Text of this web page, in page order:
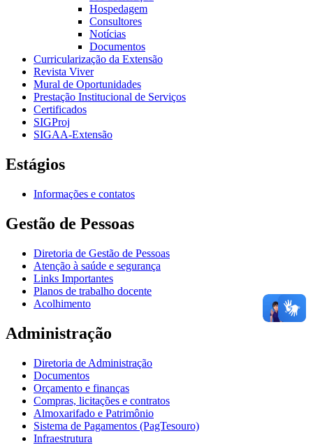
Hospedagem
Consultores
Notícias
Documentos
Curricularização da Extensão
Revista Viver
Mural de Oportunidades
Prestação Institucional de Serviços
Certificados
SIGProj
SIGAA-Extensão
Estágios
Informações e contatos
Gestão de Pessoas
Diretoria de Gestão de Pessoas
Atenção à saúde e segurança
Links Importantes
Planos de trabalho docente
Acolhimento
Administração
Diretoria de Administração
Documentos
Orçamento e finanças
Compras, licitações e contratos
Almoxarifado e Patrimônio
Sistema de Pagamentos (PagTesouro)
Infraestrutura